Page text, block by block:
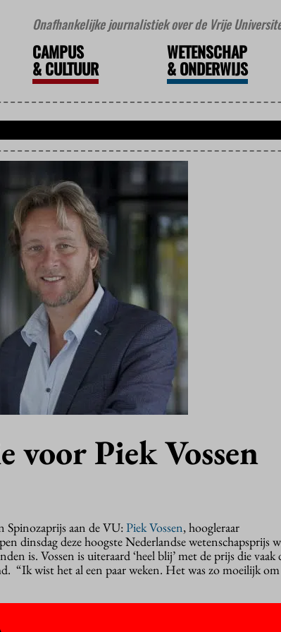
Onafhankelijke journalistiek over de Vrije
CAMPUS
&CULTUUR
WETENSCHAP
&ONDERWIJS
voor Piek Vossen
Spinozaprijs aan de VU:Piek Vossen, hoogleraar
dinsdag deze hoogste Nederlandse wetenschapsprijs
is. Vossen is uiteraard ‘heel blij’ met de prijs die vaak
“Ik wist het al een paar weken. Het was zo moeilijk
computers taal begrijpen en op welke manieren je de
artikelen te analyseren en te vergelijken. Het geld van de